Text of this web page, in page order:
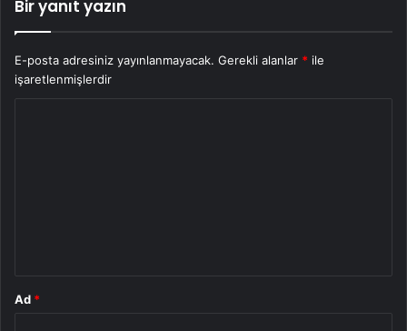
Bir yanıt yazın
E-posta adresiniz yayınlanmayacak. Gerekli alanlar * ile
işaretlenmişlerdir
Ad *